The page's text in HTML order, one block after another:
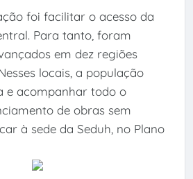
foi facilitar o acesso da
Para tanto, foram
em dez regiões
locais, a população
e acompanhar todo o
de obras sem
à sede da Seduh, no Plano